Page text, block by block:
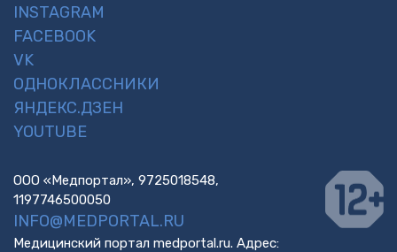
INSTAGRAM
FACEBOOK
VK
ОДНОКЛАССНИКИ
ЯНДЕКС.ДЗЕН
YOUTUBE
ООО «Медпортал», 9725018548,
1197746500050
INFO@MEDPORTAL.RU
Медицинский портал medportal.ru. Адрес: